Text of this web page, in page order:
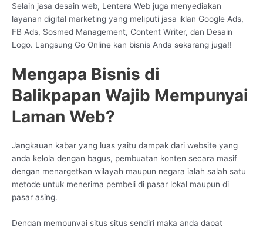
Selain jasa desain web, Lentera Web juga menyediakan
layanan digital marketing yang meliputi jasa iklan Google Ads,
FB Ads, Sosmed Management, Content Writer, dan Desain
Logo. Langsung Go Online kan bisnis Anda sekarang juga!!
Mengapa Bisnis di
Balikpapan Wajib Mempunyai
Laman Web?
Jangkauan kabar yang luas yaitu dampak dari website yang
anda kelola dengan bagus, pembuatan konten secara masif
dengan menargetkan wilayah maupun negara ialah salah satu
metode untuk menerima pembeli di pasar lokal maupun di
pasar asing.
Dengan mempunyai situs situs sendiri maka anda dapat